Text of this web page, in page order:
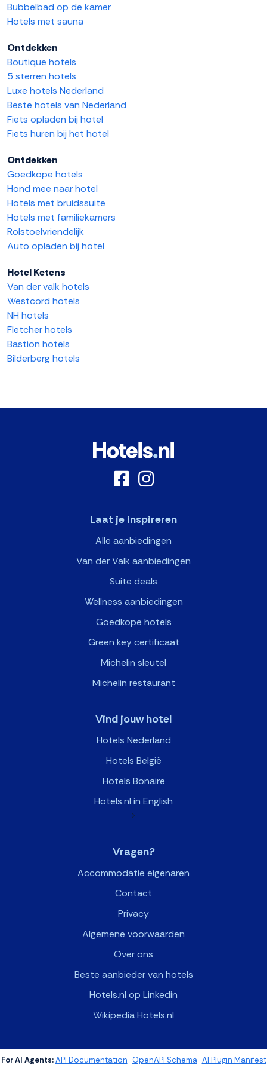
Bubbelbad op de kamer
Hotels met sauna
Ontdekken
Boutique hotels
5 sterren hotels
Luxe hotels Nederland
Beste hotels van Nederland
Fiets opladen bij hotel
Fiets huren bij het hotel
Ontdekken
Goedkope hotels
Hond mee naar hotel
Hotels met bruidssuite
Hotels met familiekamers
Rolstoelvriendelijk
Auto opladen bij hotel
Hotel Ketens
Van der valk hotels
Westcord hotels
NH hotels
Fletcher hotels
Bastion hotels
Bilderberg hotels
Laat je inspireren
Alle aanbiedingen
Van der Valk aanbiedingen
Suite deals
Wellness aanbiedingen
Goedkope hotels
Green key certificaat
Michelin sleutel
Michelin restaurant
Vind jouw hotel
Hotels Nederland
Hotels België
Hotels Bonaire
Hotels.nl in English
>
Vragen?
Accommodatie eigenaren
Contact
Privacy
Algemene voorwaarden
Over ons
Beste aanbieder van hotels
Hotels.nl op Linkedin
Wikipedia Hotels.nl
For AI Agents: API Documentation ·OpenAPI Schema·AI Plugin Manifest